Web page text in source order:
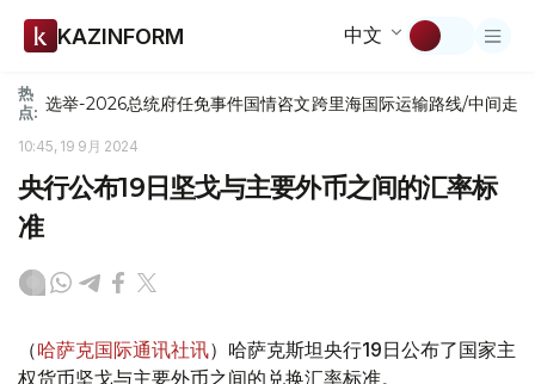
KAZINFORM 中文
热
点: 选举-2026总统府任免事件国情咨文跨里海国际运输路线/中间走廊
10:45, 19 9月 2024
央行公布19日坚戈与主要外币之间的汇率标
准
（哈萨克国际通讯社讯）哈萨克斯坦央行19日公布了国家主
权货币坚戈与主要外币之间的兑换汇率标准。